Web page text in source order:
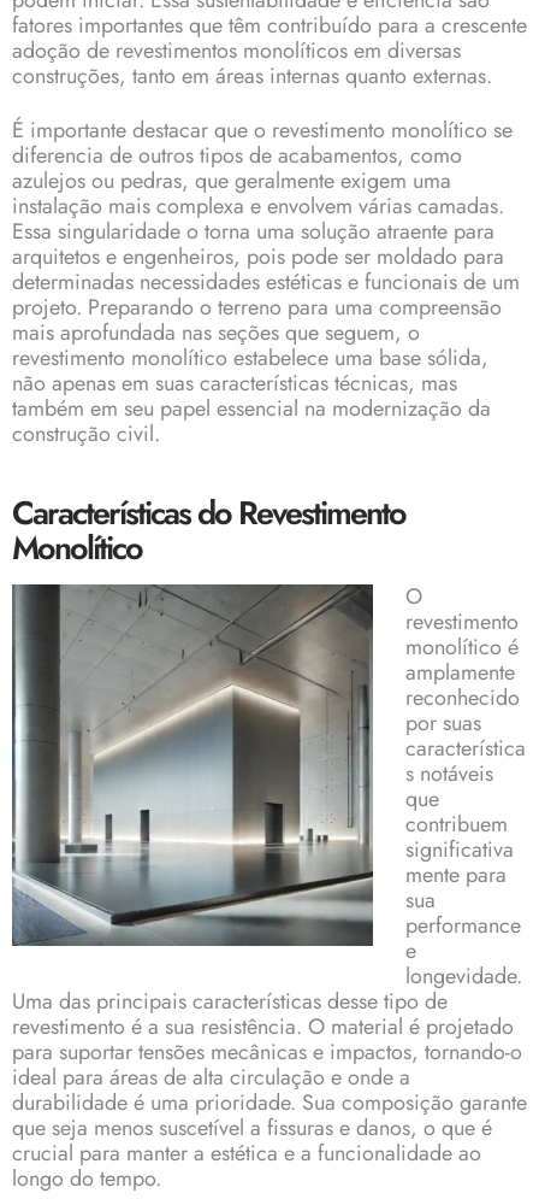
fatores importantes que têm contribuído para a crescente
adoção de revestimentos monolíticos em diversas
construções, tanto em áreas internas quanto externas.
É importante destacar que o revestimento monolítico se
diferencia de outros tipos de acabamentos, como
azulejos ou pedras, que geralmente exigem uma
instalação mais complexa e envolvem várias camadas.
Essa singularidade o torna uma solução atraente para
arquitetos e engenheiros, pois pode ser moldado para
determinadas necessidades estéticas e funcionais de um
projeto. Preparando o terreno para uma compreensão
mais aprofundada nas seções que seguem, o
revestimento monolítico estabelece uma base sólida,
não apenas em suas características técnicas, mas
também em seu papel essencial na modernização da
construção civil.
Características do Revestimento
Monolítico
O
revestimento
monolítico é
amplamente
reconhecido
por suas
característica
s notáveis
que
contribuem
significativa
mente para
sua
performance
e
longevidade.
Uma das principais características desse tipo de
revestimento é a sua resistência. O material é projetado
para suportar tensões mecânicas e impactos, tornando-o
ideal para áreas de alta circulação e onde a
durabilidade é uma prioridade. Sua composição garante
que seja menos suscetível a fissuras e danos, o que é
crucial para manter a estética e a funcionalidade ao
longo do tempo.